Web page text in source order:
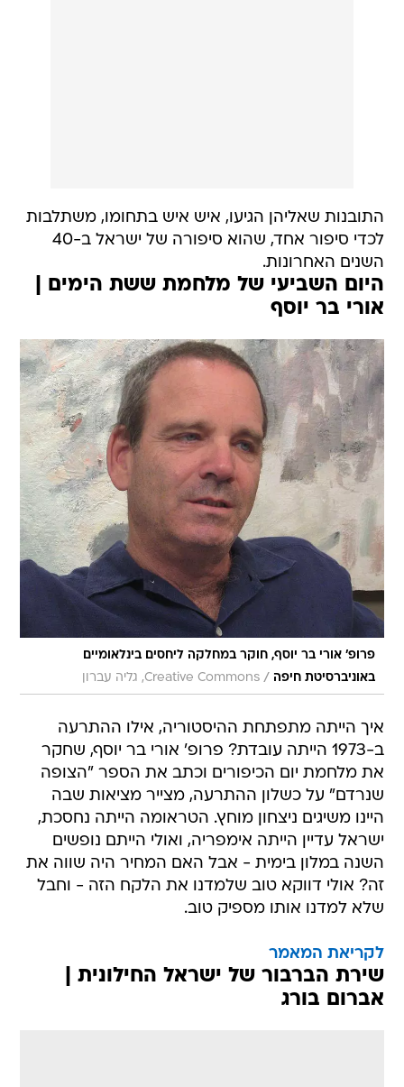
התובנות שאליהן הגיעו, איש איש בתחומו, משתלבות
לכדי סיפור אחד, שהוא סיפורה של ישראל ב-40
השנים האחרונות.
היום השביעי של מלחמת ששת הימים |
אורי בר יוסף
פרופ' אורי בר יוסף, חוקר במחלקה ליחסים בינלאומיים
באוניברסיטת חיפה / Creative Commons, גליה עברון
איך הייתה מתפתחת ההיסטוריה, אילו ההתרעה
ב-1973 הייתה עובדת? פרופ' אורי בר יוסף, שחקר
את מלחמת יום הכיפורים וכתב את הספר "הצופה
שנרדם" על כשלון ההתרעה, מצייר מציאות שבה
היינו משיגים ניצחון מוחץ. הטראומה הייתה נחסכת,
ישראל עדיין הייתה אימפריה, ואולי הייתם נופשים
השנה במלון בימית - אבל האם המחיר היה שווה את
זה? אולי דווקא טוב שלמדנו את הלקח הזה - וחבל
שלא למדנו אותו מספיק טוב.
לקריאת המאמר
שירת הברבור של ישראל החילונית |
אברום בורג